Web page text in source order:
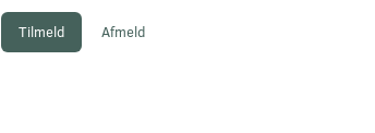
Tilmeld Afmeld